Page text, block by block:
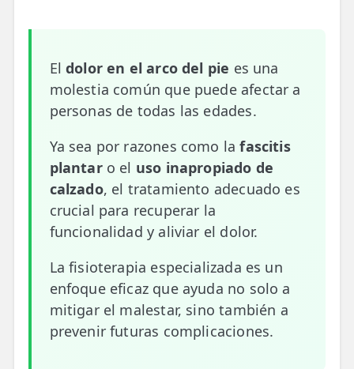
📍 Getafe
TIENDA
🛍️ Tienda Bonos
🛍️ Tienda Productos Fisioterapia
🎁 Tarjetas Regalo
🛒 Carrito
❤️ Ofertas
CONTACTO
☎️ 91 005 23 63
Eldolor en el arco del pie es una
molestia común que puede afectar a
personas de todas las edades.
Ya sea por razones como lafascitis
plantaro el uso inapropiado de
calzado, el tratamiento adecuado es
crucial para recuperar la
funcionalidad y aliviar el dolor.
La fisioterapia especializada es un
enfoque eficaz que ayuda no solo a
mitigar el malestar, sino también a
prevenir futuras complicaciones.